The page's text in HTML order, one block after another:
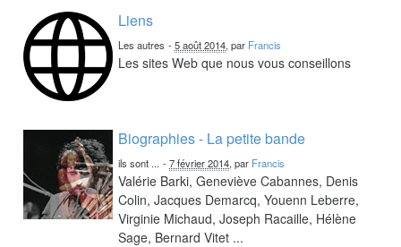
Liens
Les autres -5 août 2014, par Francis
Les sites Web que nous vous conseillons
Biographies - La petite bande
ils sont ... -7 février 2014, par Francis
Valérie Barki, Geneviève Cabannes, Denis
Colin, Jacques Demarcq, Youenn Leberre,
Virginie Michaud, Joseph Racaille, Hélène
Sage, Bernard Vitet ...